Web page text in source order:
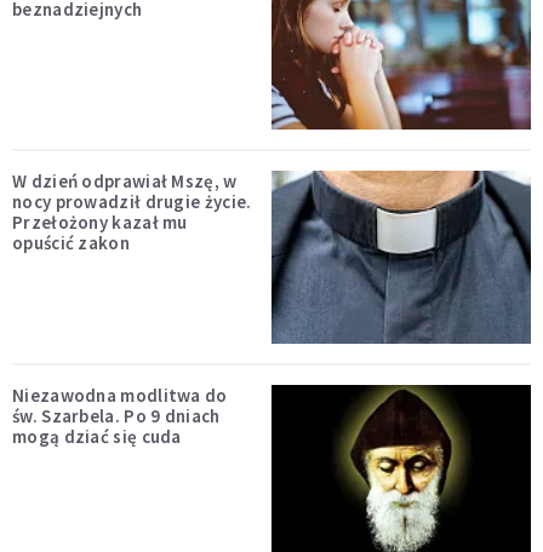
beznadziejnych
W dzień odprawiał Mszę, w
nocy prowadził drugie życie.
Przełożony kazał mu
opuścić zakon
Niezawodna modlitwa do
św. Szarbela. Po 9 dniach
mogą dziać się cuda